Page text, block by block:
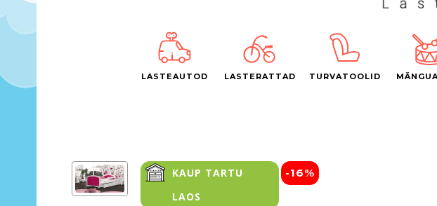
LASTEAUTOD LASTERATTAD TURVATOOLID
KAUP TARTU
LAOS
-16%